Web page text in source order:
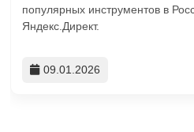
популярных инструментов в
Яндекс.Директ.
09.01.2026